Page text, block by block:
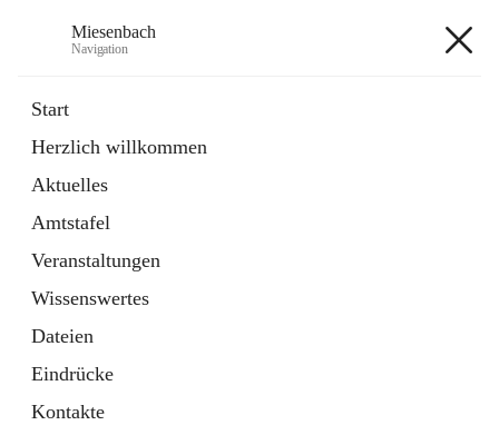
Miesenbach
Navigation
Start
Herzlich willkommen
Aktuelles
Amtstafel
Veranstaltungen
Wissenswertes
Dateien
Eindrücke
Kontakte
Externe Webseite
in
Tab
Region Schneebergland
Externe Webseite
öffnet
in
neuem
Tab